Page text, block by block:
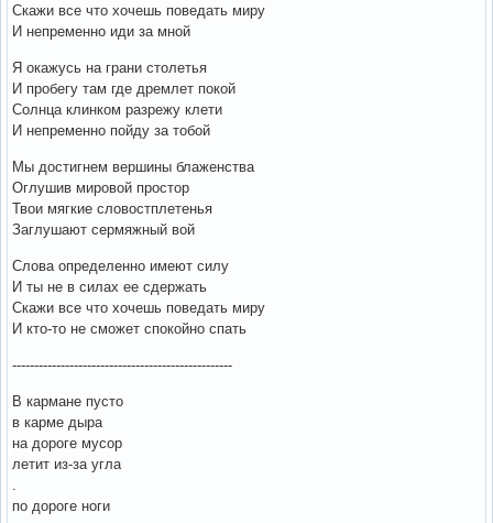
Скажи все что хочешь поведать миру
И непременно иди за мной
Я окажусь на грани столетья
И пробегу там где дремлет покой
Солнца клинком разрежу клети
И непременно пойду за тобой
Мы достигнем вершины блаженства
Оглушив мировой простор
Твои мягкие словостплетенья
Заглушают сермяжный вой
Слова определенно имеют силу
И ты не в силах ее сдержать
Скажи все что хочешь поведать миру
И кто-то не сможет спокойно спать
--------------------------------------------------
В кармане пусто
в карме дыра
на дороге мусор
летит из-за угла
по дороге ноги